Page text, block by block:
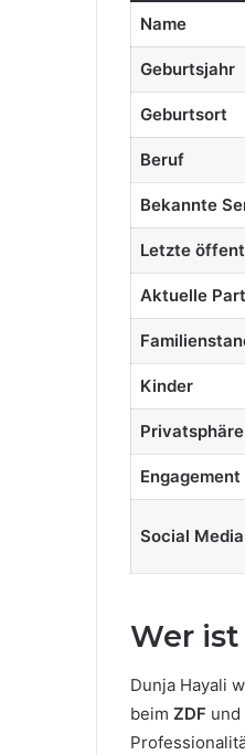
Name
Geburtsjahr
Geburtsort
Beruf
Bekannte
Letzte
Aktuelle
Kinder
Privatsphäre
Engagement
Social Media
Wer
Dunja Hayali
beim ZDF